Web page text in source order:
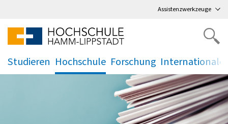
Assistenzwerkzeuge
Studieren
.
Hochschule
.
Forschung
. .